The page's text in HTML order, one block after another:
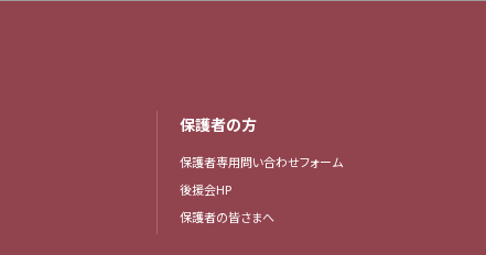
保護者の方
保護者専用問い合わせフォーム
後援会HP
保護者の皆さまへ